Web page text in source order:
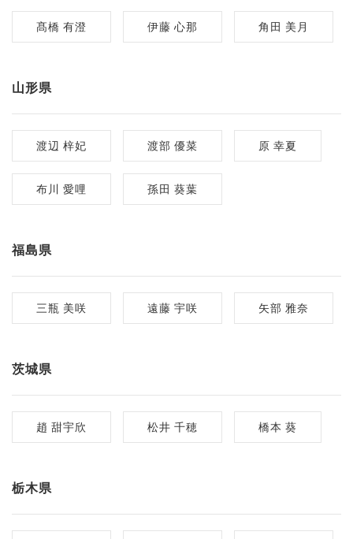
髙橋 有澄 伊藤 心那 角田 美月
山形県
渡辺 梓妃 渡部 優菜 原 幸夏
布川 愛哩 孫田 葵葉
福島県
三瓶 美咲 遠藤 宇咲 矢部 雅奈
茨城県
趙 甜宇欣 松井 千穂 橋本 葵
栃木県